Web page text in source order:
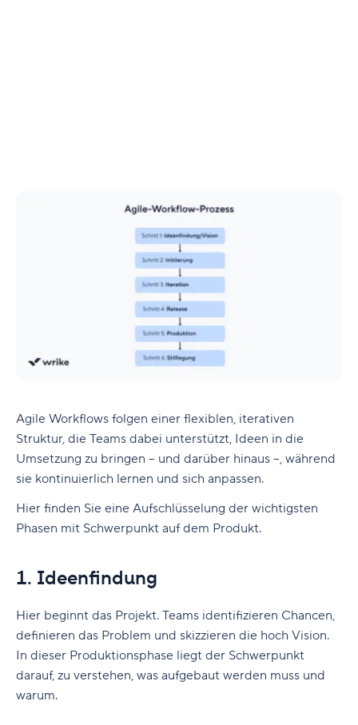
Agile Workflows folgen einer flexiblen, iterativen
Struktur, die Teams dabei unterstützt, Ideen in die
Umsetzung zu bringen – und darüber hinaus –, während
sie kontinuierlich lernen und sich anpassen.
Hier finden Sie eine Aufschlüsselung der wichtigsten
Phasen mit Schwerpunkt auf dem Produkt.
1. Ideenfindung
Hier beginnt das Projekt. Teams identifizieren Chancen,
definieren das Problem und skizzieren die hoch Vision.
In dieser Produktionsphase liegt der Schwerpunkt
darauf, zu verstehen, was aufgebaut werden muss und
warum.